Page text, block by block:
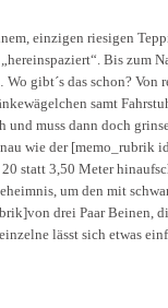
einzigen riesigen
Bis zum
gibt´s das schon? Von
samt
muss dann doch
wie der [memo_rubrik
statt 3,50 Meter
um den mit
drei Paar Beinen,
lässt sich etwas